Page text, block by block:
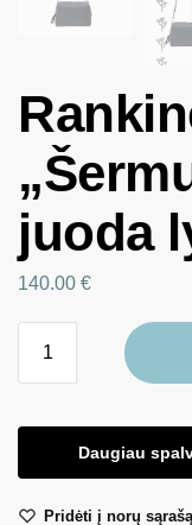
juoda
140.00 €
Daugiau
Pridėti į norų sąrašą